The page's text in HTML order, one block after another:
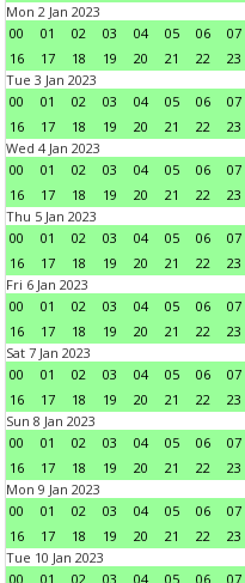
Mon 2 Jan 2023
00
01 02 03 04 05 06 07
16
17 18 19 20 21 22
23
Tue 3 Jan 2023
00
01 02 03 04 05 06 07
16
17 18 19 20 21 22
23
Wed 4 Jan 2023
00
01 02 03 04 05 06 07
16
17 18 19 20 21 22
23
Thu 5 Jan 2023
00
01 02 03 04 05 06 07
16
17 18 19 20 21 22
23
Fri 6 Jan 2023
00
01 02 03 04 05 06 07
16
17 18 19 20 21 22
23
Sat 7 Jan 2023
00
01 02 03 04 05 06 07
16
17 18 19 20 21 22
23
Sun 8 Jan 2023
00
01 02 03 04 05 06 07
16
17 18 19 20 21 22
23
Mon 9 Jan 2023
00
01 02 03 04 05 06 07
16
17 18 19 20 21 22
23
Tue 10 Jan 2023
00
01 02 03 04 05 06 07